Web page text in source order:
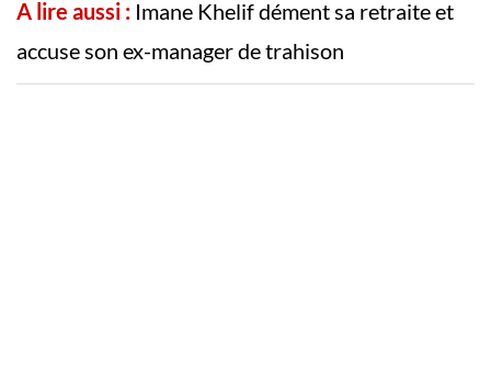
A lire aussi : Imane Khelif dément sa retraite et
accuse son ex-manager de trahison